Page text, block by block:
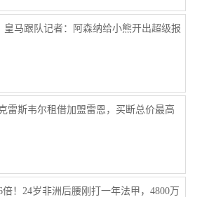
皇马跟队记者：阿森纳给小熊开出超级报
雷斯韦尔租借加盟雷恩，买断总价最高
！24岁非洲后腰刚打一年法甲，4800万